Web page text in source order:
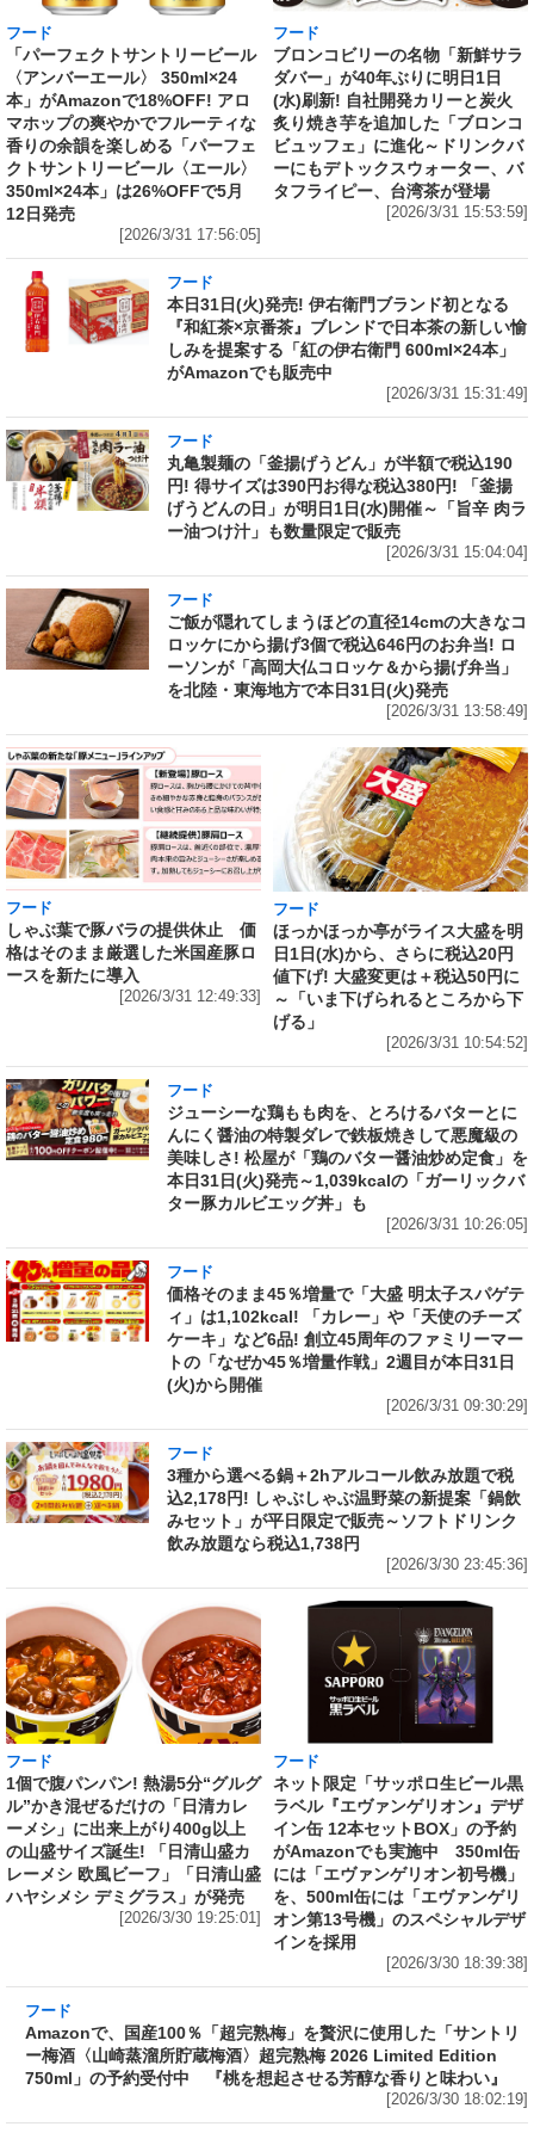
フード
「パーフェクトサントリービール
〈アンバーエール〉 350ml×24
本」がAmazonで18%OFF! アロ
マホップの爽やかでフルーティな
香りの余韻を楽しめる「パーフェ
クトサントリービール〈エール〉
350ml×24本」は26%OFFで5月
12日発売
[2026/3/31 17:56:05]
フード
ブロンコビリーの名物「新鮮サラ
ダバー」が40年ぶりに明日1日
(水)刷新! 自社開発カリーと炭火
炙り焼き芋を追加した「ブロンコ
ビュッフェ」に進化～ドリンクバ
ーにもデトックスウォーター、バ
タフライピー、台湾茶が登場
[2026/3/31 15:53:59]
フード
本日31日(火)発売! 伊右衛門ブランド初となる
『和紅茶×京番茶』ブレンドで日本茶の新しい愉
しみを提案する「紅の伊右衛門 600ml×24本」
がAmazonでも販売中
[2026/3/31 15:31:49]
フード
丸亀製麺の「釜揚げうどん」が半額で税込190
円! 得サイズは390円お得な税込380円! 「釜揚
げうどんの日」が明日1日(水)開催～「旨辛 肉ラ
ー油つけ汁」も数量限定で販売
[2026/3/31 15:04:04]
フード
ご飯が隠れてしまうほどの直径14cmの大きなコ
ロッケにから揚げ3個で税込646円のお弁当! ロ
ーソンが「高岡大仏コロッケ＆から揚げ弁当」
を北陸・東海地方で本日31日(火)発売
[2026/3/31 13:58:49]
フード
しゃぶ葉で豚バラの提供休止 価
格はそのまま厳選した米国産豚ロ
ースを新たに導入
[2026/3/31 12:49:33]
フード
ほっかほっか亭がライス大盛を明
日1日(水)から、さらに税込20円
値下げ! 大盛変更は＋税込50円に
～「いま下げられるところから下
げる」
[2026/3/31 10:54:52]
フード
ジューシーな鶏もも肉を、とろけるバターとに
んにく醤油の特製ダレで鉄板焼きして悪魔級の
美味しさ! 松屋が「鶏のバター醤油炒め定食」を
本日31日(火)発売～1,039kcalの「ガーリックバ
ター豚カルビエッグ丼」も
[2026/3/31 10:26:05]
フード
価格そのまま45％増量で「大盛 明太子スパゲテ
ィ」は1,102kcal! 「カレー」や「天使のチーズ
ケーキ」など6品! 創立45周年のファミリーマー
トの「なぜか45％増量作戦」2週目が本日31日
(火)から開催
[2026/3/31 09:30:29]
フード
3種から選べる鍋＋2hアルコール飲み放題で税
込2,178円! しゃぶしゃぶ温野菜の新提案「鍋飲
みセット」が平日限定で販売～ソフトドリンク
飲み放題なら税込1,738円
[2026/3/30 23:45:36]
フード
1個で腹パンパン! 熱湯5分“グルグ
ル”かき混ぜるだけの「日清カレ
ーメシ」に出来上がり400g以上
の山盛サイズ誕生! 「日清山盛カ
レーメシ 欧風ビーフ」「日清山盛
ハヤシメシ デミグラス」が発売
[2026/3/30 19:25:01]
フード
ネット限定「サッポロ生ビール黒
ラベル『エヴァンゲリオン』デザ
イン缶 12本セットBOX」の予約
がAmazonでも実施中 350ml缶
には「エヴァンゲリオン初号機」
を、500ml缶には「エヴァンゲリ
オン第13号機」のスペシャルデザ
インを採用
[2026/3/30 18:39:38]
Amazonで、国産100％「超完熟梅」を贅沢に使
用した「サントリー梅酒〈山崎蒸溜所貯蔵梅
酒〉超完熟梅 2026 Limited Edition 750ml」の
予約受付中 『桃を想起させる芳醇な香りと味
わい』